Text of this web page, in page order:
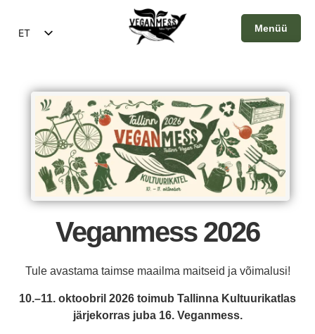
Menüü
ET
Veganmess 2026
Tule avastama taimse maailma maitseid ja võimalusi!
10.–11. oktoobril 2026 toimub Tallinna Kultuurikatlas
järjekorras juba 16. Veganmess.